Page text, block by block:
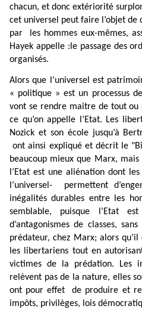
chacun, et donc extériorité
cet universel peut faire l’objet de
par
les hommes eux-mêmes,
Hayek appelle :le passage des
organisés.
Alors que l’universel est
« politique » est un processus
vont se rendre maitre de tout ou
ce qu’on appelle l’Etat. Les
Nozick et son école jusqu’à
ont ainsi expliqué et décrit le
beaucoup mieux que Marx,
l’Etat est une aliénation dont
l’universel-
permettent
inégalités durables entre les
semblable, puisque l’Etat
d’antagonismes de classes, sans
prédateur, chez Marx; alors qu’il
les libertariens tout en
victimes de la prédation. Les
relèvent pas de la nature, elles
ont pour effet
de produire et
impôts, privilèges, lois